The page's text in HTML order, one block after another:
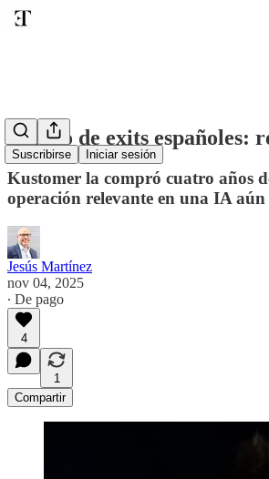
Suscribirse Iniciar sesión
Dentro de exits españoles:
Kustomer la compró cuatro años
operación relevante en una IA
Jesús Martínez
nov 04, 2025
∙ De pago
4
1
Compartir